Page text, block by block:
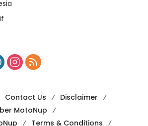
Contact Us
Disclaimer
MotoNup
Terms & Conditions